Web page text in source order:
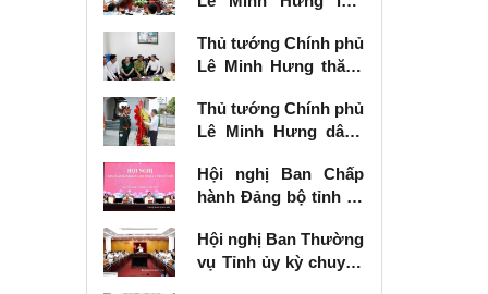
vụ Tỉnh ủy Lạng Sơn
Thủ tướng Chính phủ
Lê Minh Hưng thăm,
binh tại Lạng Sơn
Thủ tướng Chính phủ
Lê Minh Hưng dâng
các Anh hùng liệt sĩ
tại Lạng Sơn
Hội nghị Ban Chấp
hành Đảng bộ tỉnh kỳ
Hội nghị Ban Thường
vụ Tỉnh ủy kỳ chuyên